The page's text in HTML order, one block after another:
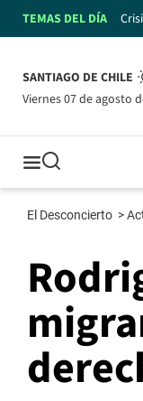
TEMAS DEL DÍA
SANTIAGO DE CHILE
viernes 07 de agosto
El Desconcierto >